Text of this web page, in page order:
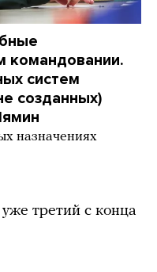
командовании.
систем
созданных)
назначениях
третий с конца